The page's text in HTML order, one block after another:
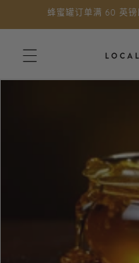
跳到内蜂蜜罐订单满 60 英